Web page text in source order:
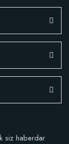
siz haberdar